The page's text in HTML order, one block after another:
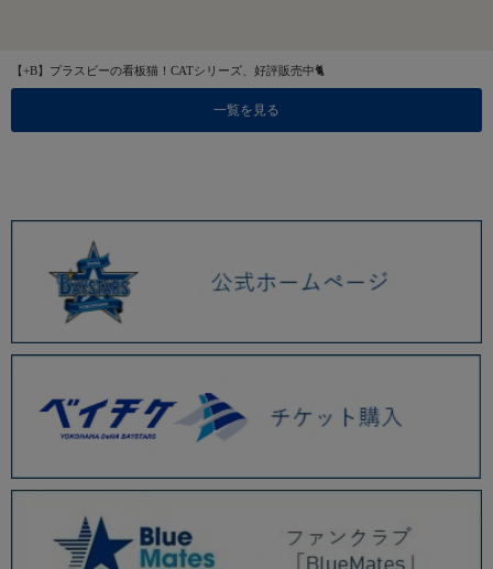
【+B】プラスビーの看板猫！CATシリーズ、好評販売中🐈
一覧を見る